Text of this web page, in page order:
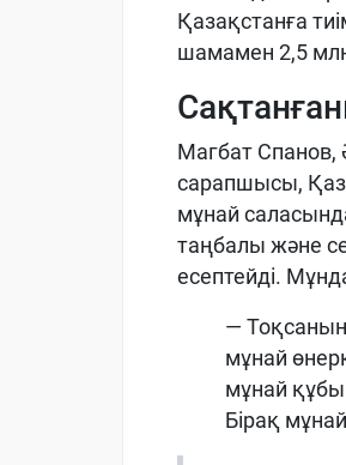
Қазақстанға
шамамен 2,5 млн
Магбат Спанов,
сарапшысы,
мұнай
таңбалы және
есептейді.
—
мұнай
мұнай
Бірақ